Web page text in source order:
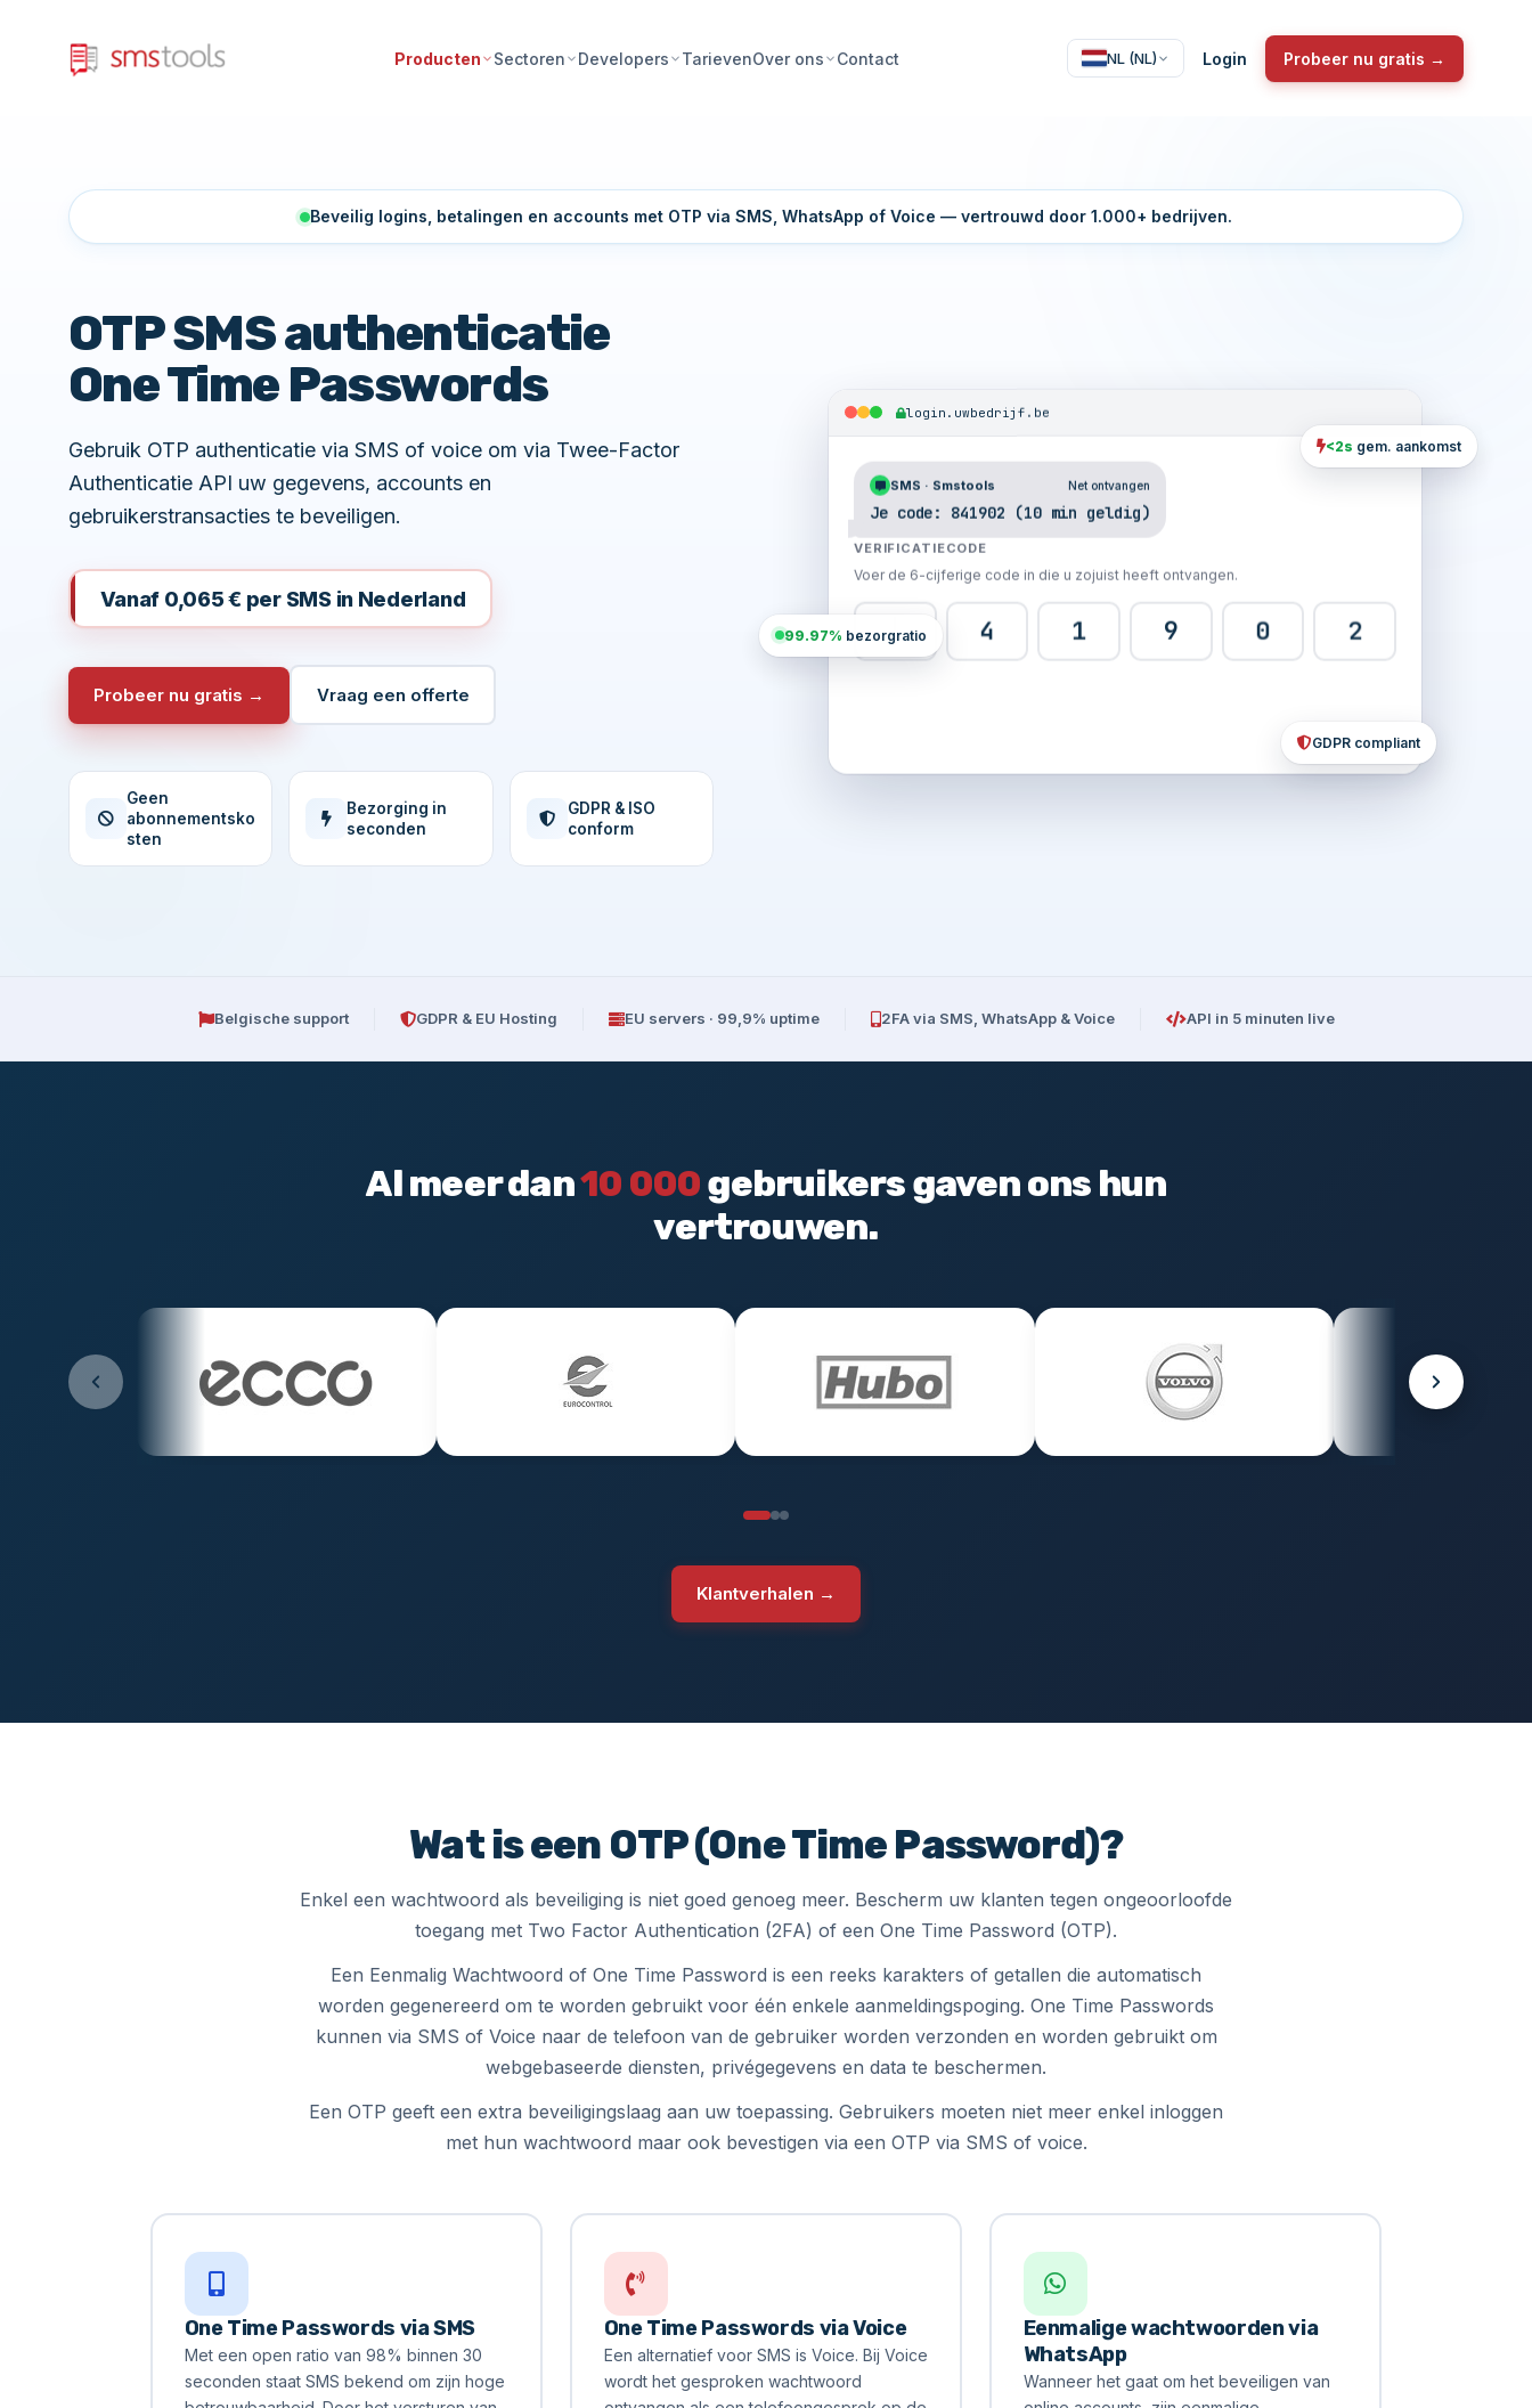
Producten Sectoren Developers TarievenOver ons Contact NL (NL) Login Probeer nu gratis →
Beveilig logins, betalingen en accounts met OTP via SMS, WhatsApp of Voice — vertrouwd door 1.000+ bedrijven.
OTP SMS authenticatie
One Time Passwords
Gebruik OTP authenticatie via SMS of voice om via Twee-Factor
Authenticatie API uw gegevens, accounts en
gebruikerstransacties te beveiligen.
Vanaf 0,065 € per SMS in Nederland
Probeer nu gratis → Vraag een offerte
Geen
abonnementsko
sten
Bezorging in
seconden
GDPR & ISO
conform
login.uwbedrijf.be
SMS · Smstools Net ontvangen
Je code: 841902 (10 min geldig)
VERIFICATIECODE
Voer de 6-cijferige code in die u zojuist heeft ontvangen.
8 4 9 0 2
<2s gem. aankomst
99.97% bezorgratio
GDPR compliant
Belgische support GDPR & EU Hosting EU servers · 99,9% uptime 2FA via SMS, WhatsApp & Voice API in 5 minuten live
Al meer dan10 000gebruikers gaven ons hun
vertrouwen.
Klantverhalen →
Wat is een OTP (One Time Password)?
Enkel een wachtwoord als beveiliging is niet goed genoeg meer. Bescherm uw klanten tegen ongeoorloofde
toegang met Two Factor Authentication (2FA) of een One Time Password (OTP).
Een Eenmalig Wachtwoord of One Time Password is een reeks karakters of getallen die automatisch
worden gegenereerd om te worden gebruikt voor één enkele aanmeldingspoging. One Time Passwords
kunnen via SMS of Voice naar de telefoon van de gebruiker worden verzonden en worden gebruikt om
webgebaseerde diensten, privégegevens en data te beschermen.
Een OTP geeft een extra beveiligingslaag aan uw toepassing. Gebruikers moeten niet meer enkel inloggen
met hun wachtwoord maar ook bevestigen via een OTP via SMS of voice.
One Time Passwords via SMS
Met een open ratio van 98% binnen 30
seconden staat SMS bekend om zijn hoge
One Time Passwords via Voice
Een alternatief voor SMS is Voice. Bij Voice
wordt het gesproken wachtwoord
Eenmalige wachtwoorden via
WhatsApp
Wanneer het gaat om het beveiligen van